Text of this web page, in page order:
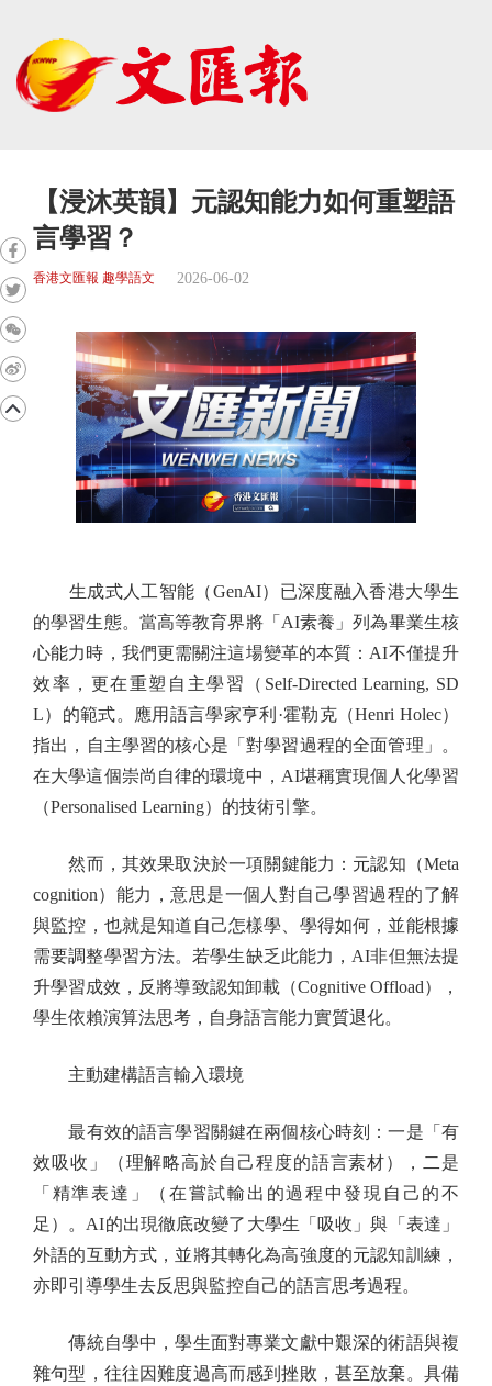
【浸沐英韻】元認知能力如何重塑語
言學習？
香港文匯報 趣學語文 2026-06-02
生成式人工智能（GenAI）已深度融入香港大學生
的學習生態。當高等教育界將「AI素養」列為畢業生核
心能力時，我們更需關注這場變革的本質：AI不僅提升
效率，更在重塑自主學習（Self-Directed Learning, SD
L）的範式。應用語言學家亨利·霍勒克（Henri Holec）
指出，自主學習的核心是「對學習過程的全面管理」。
在大學這個崇尚自律的環境中，AI堪稱實現個人化學習
（Personalised Learning）的技術引擎。
然而，其效果取決於一項關鍵能力：元認知（Meta
cognition）能力，意思是一個人對自己學習過程的了解
與監控，也就是知道自己怎樣學、學得如何，並能根據
需要調整學習方法。若學生缺乏此能力，AI非但無法提
升學習成效，反將導致認知卸載（Cognitive Offload），
學生依賴演算法思考，自身語言能力實質退化。
主動建構語言輸入環境
最有效的語言學習關鍵在兩個核心時刻：一是「有
效吸收」（理解略高於自己程度的語言素材），二是
「精準表達」（在嘗試輸出的過程中發現自己的不
足）。AI的出現徹底改變了大學生「吸收」與「表達」
外語的互動方式，並將其轉化為高強度的元認知訓練，
亦即引導學生去反思與監控自己的語言思考過程。
傳統自學中，學生面對專業文獻中艱深的術語與複
雜句型，往往因難度過高而感到挫敗，甚至放棄。具備